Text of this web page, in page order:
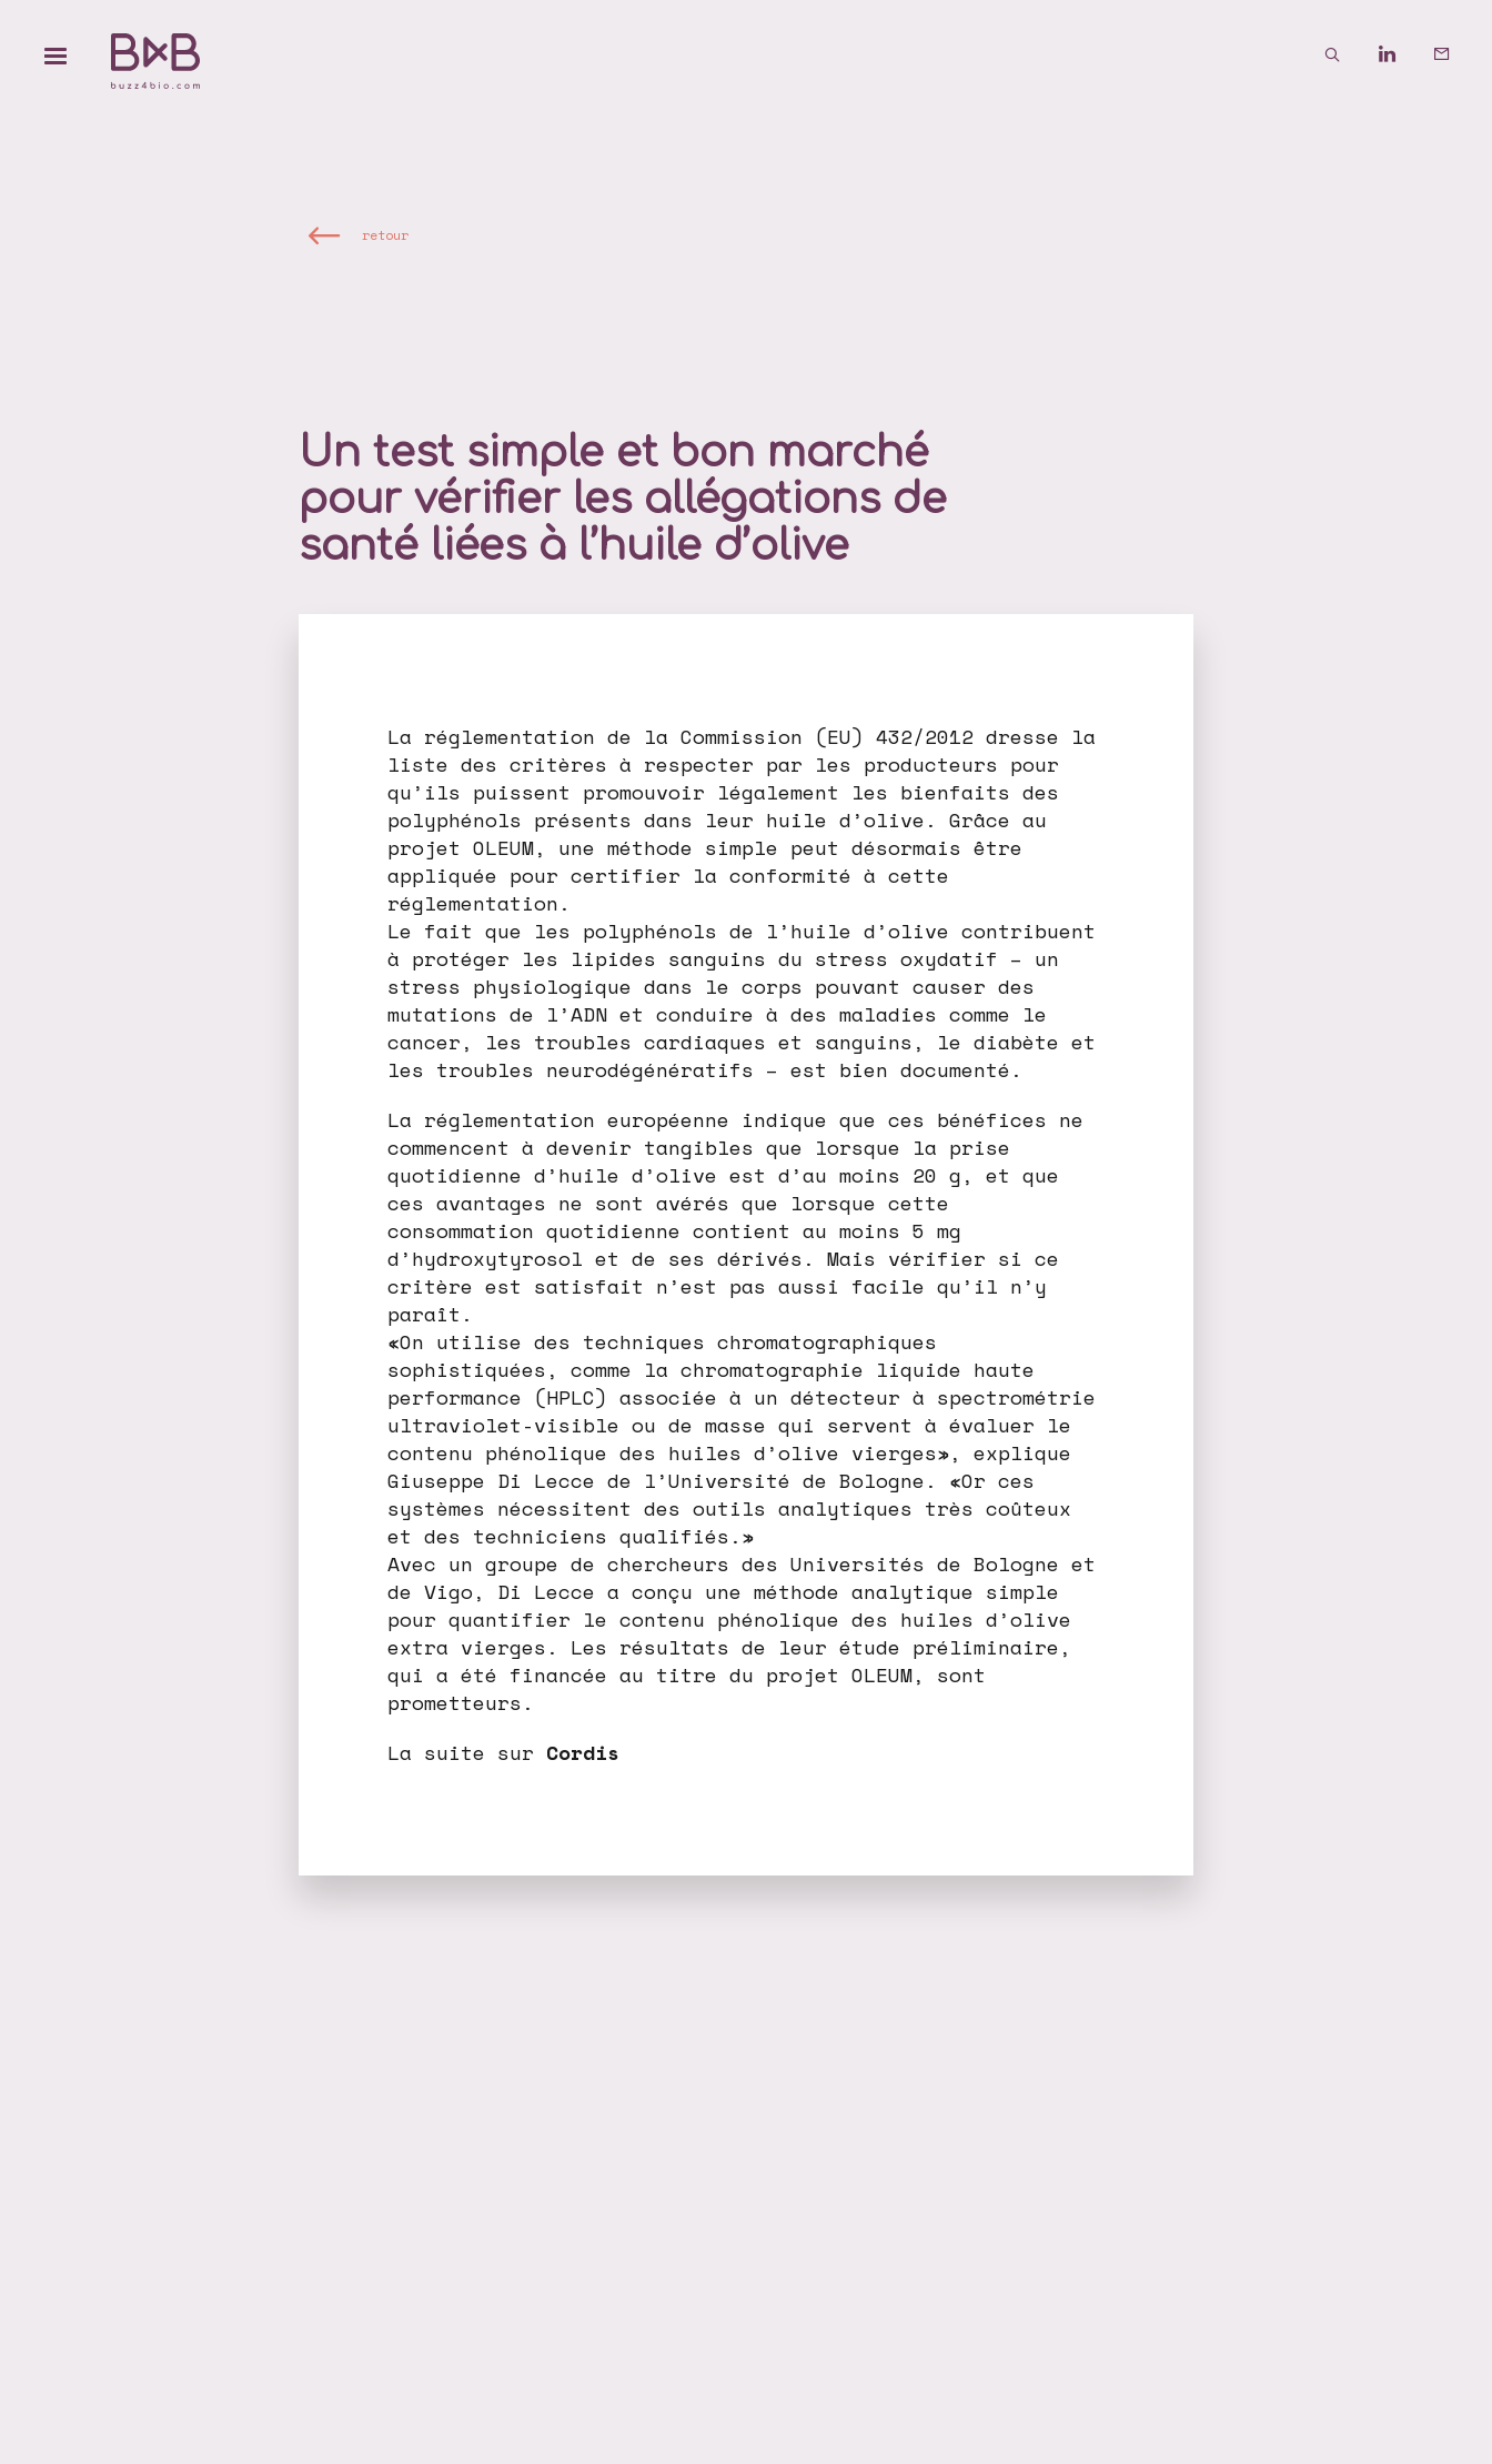
retour
Un test simple et bon marché
pour vérifier les allégations de
santé liées à l’huile d’olive
La réglementation de la Commission (EU) 432/2012 dresse la
liste des critères à respecter par les producteurs pour
qu’ils puissent promouvoir légalement les bienfaits des
polyphénols présents dans leur huile d’olive. Grâce au
projet OLEUM, une méthode simple peut désormais être
appliquée pour certifier la conformité à cette
réglementation.
Le fait que les polyphénols de l’huile d’olive contribuent
à protéger les lipides sanguins du stress oxydatif – un
stress physiologique dans le corps pouvant causer des
mutations de l’ADN et conduire à des maladies comme le
cancer, les troubles cardiaques et sanguins, le diabète et
les troubles neurodégénératifs – est bien documenté.
La réglementation européenne indique que ces bénéfices ne
commencent à devenir tangibles que lorsque la prise
quotidienne d’huile d’olive est d’au moins 20 g, et que
ces avantages ne sont avérés que lorsque cette
consommation quotidienne contient au moins 5 mg
d’hydroxytyrosol et de ses dérivés. Mais vérifier si ce
critère est satisfait n’est pas aussi facile qu’il n’y
paraît.
«On utilise des techniques chromatographiques
sophistiquées, comme la chromatographie liquide haute
performance (HPLC) associée à un détecteur à spectrométrie
ultraviolet-visible ou de masse qui servent à évaluer le
contenu phénolique des huiles d’olive vierges», explique
Giuseppe Di Lecce de l’Université de Bologne. «Or ces
systèmes nécessitent des outils analytiques très coûteux
et des techniciens qualifiés.»
Avec un groupe de chercheurs des Universités de Bologne et
de Vigo, Di Lecce a conçu une méthode analytique simple
pour quantifier le contenu phénolique des huiles d’olive
extra vierges. Les résultats de leur étude préliminaire,
qui a été financée au titre du projet OLEUM, sont
prometteurs.
La suite sur Cordis